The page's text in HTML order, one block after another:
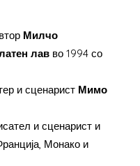
Милчо
лавво 1994 со
и сценарист Мимо
и сценарист и
Монако и